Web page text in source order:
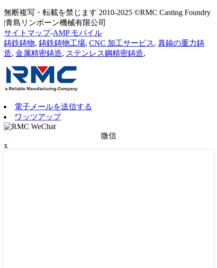
無断複写・転載を禁じます 2010-2025 ©RMC Casting Foundry
|青島リンボーン機械有限公司
サイトマップ-AMP モバイル
鋳鉄鋳物, 鋳鉄鋳物工場, CNC 加工サービス, 真鍮の重力鋳
造, 金属精密鋳造, ステンレス鋼精密鋳造,
電子メールを送信する
ワッツアップ
微信
x